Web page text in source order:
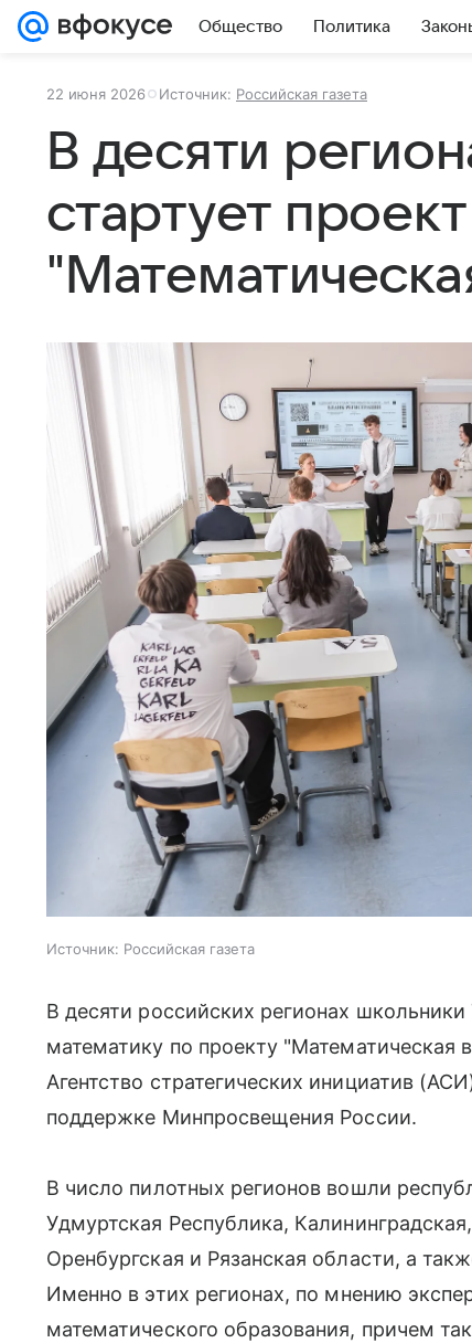
Общество Политика
22 июня 2026 Источник: Российская газета
В десяти
стартует проект
Источник: Российская газета
В десяти российских регионах школьники
математику по проекту "Математическая
Агентство стратегических инициатив
поддержке Минпросвещения России.
В число пилотных регионов вошли
Удмуртская Республика,
Оренбургская и Рязанская области, а
Именно в этих регионах, по мнению
математического образования, причем